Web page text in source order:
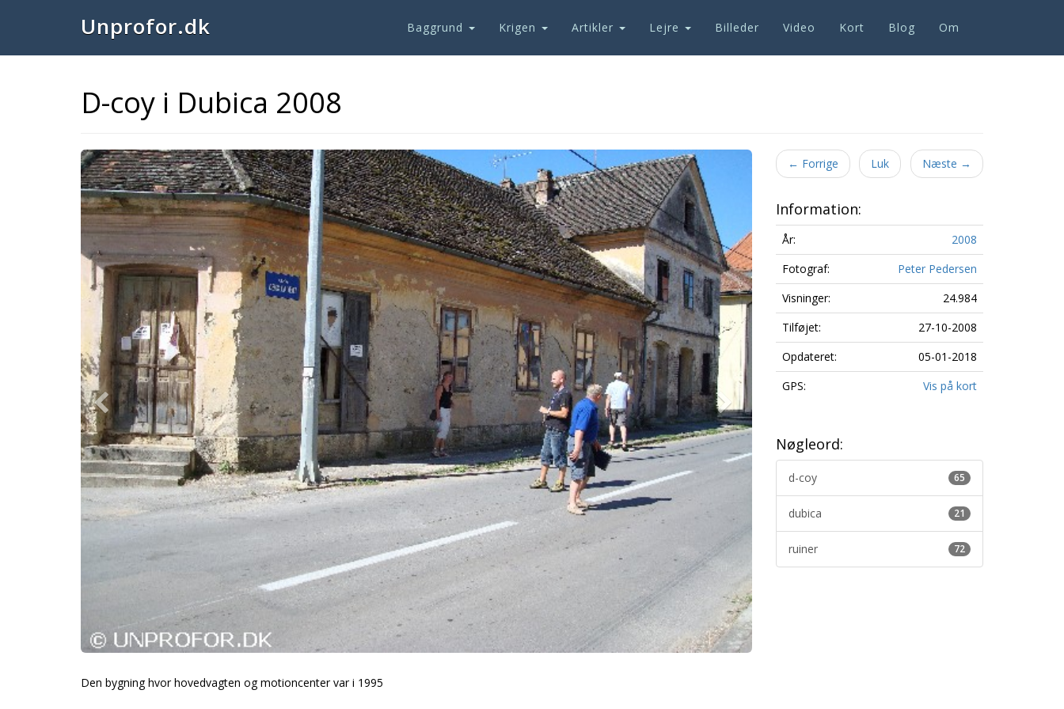
Unprofor.dk Baggrund Krigen Artikler Lejre Billeder Video Kort Blog Om
D-coy i Dubica 2008
Previous
Den bygning hvor hovedvagten og motioncenter var i 1995
← Forrige Luk Næste →
Information:
År:
2008
Fotograf:
Peter Pedersen
Visninger:
24.984
Tilføjet:
27-10-2008
Opdateret:
05-01-2018
GPS:
Vis på kort
Nøgleord:
65
d-coy
21
dubica
72
ruiner